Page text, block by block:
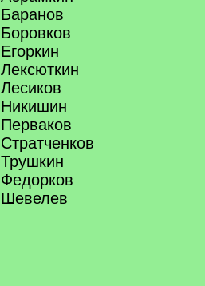
Баранов
Боровков
Егоркин
Лексюткин
Лесиков
Никишин
Перваков
Стратченков
Трушкин
Федорков
Шевелев